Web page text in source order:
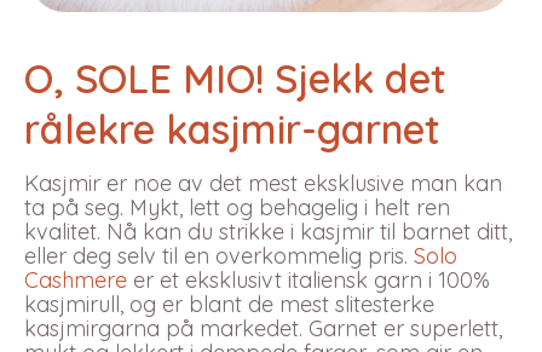
O, SOLE MIO! Sjekk det
rålekre kasjmir-garnet
Kasjmir er noe av det mest eksklusive man kan
ta på seg. Mykt, lett og behagelig i helt ren
kvalitet. Nå kan du strikke i kasjmir til barnet ditt,
eller deg selv til en overkommelig pris. Solo
Cashmere er et eksklusivt italiensk garn i 100%
kasjmirull, og er blant de mest slitesterke
kasjmirgarna på markedet. Garnet er superlett,